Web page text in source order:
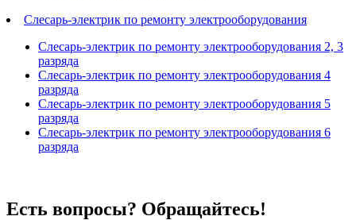
Слесарь-электрик по ремонту электрооборудования
Слесарь-электрик по ремонту электрооборудования 2, 3
разряда
Слесарь-электрик по ремонту электрооборудования 4
разряда
Слесарь-электрик по ремонту электрооборудования 5
разряда
Слесарь-электрик по ремонту электрооборудования 6
разряда
Есть вопросы? Обращайтесь!